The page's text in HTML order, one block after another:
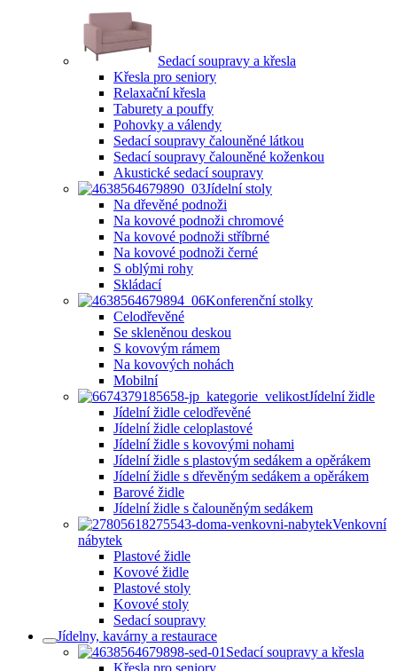
Sedací soupravy a křesla
Křesla pro seniory
Relaxační křesla
Taburety a pouffy
Pohovky a válendy
Sedací soupravy čalouněné látkou
Sedací soupravy čalouněné koženkou
Akustické sedací soupravy
Jídelní stoly
Na dřevěné podnoži
Na kovové podnoži chromové
Na kovové podnoži stříbrné
Na kovové podnoži černé
S oblými rohy
Skládací
Konferenční stolky
Celodřevěné
Se skleněnou deskou
S kovovým rámem
Na kovových nohách
Mobilní
Jídelní židle
Jídelní židle celodřevěné
Jídelní židle celoplastové
Jídelní židle s kovovými nohami
Jídelní židle s plastovým sedákem a opěrákem
Jídelní židle s dřevěným sedákem a opěrákem
Barové židle
Jídelní židle s čalouněným sedákem
Venkovní
nábytek
Plastové židle
Kovové židle
Plastové stoly
Kovové stoly
Sedací soupravy
Jídelny, kavárny a restaurace
Sedací soupravy a křesla
Křesla pro seniory